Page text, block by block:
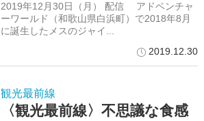
2019年12月30日（月） 配信 アドベンチャ
ーワールド（和歌山県白浜町）で2018年8月
に誕生したメスのジャイ...
2019.12.30
観光最前線
〈観光最前線〉不思議な食感